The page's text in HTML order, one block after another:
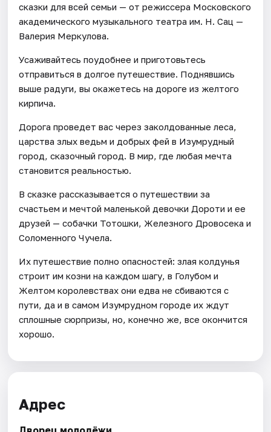
сказки для всей семьи — от режиссера Московского
академического музыкального театра им. Н. Сац —
Валерия Меркулова.
Усаживайтесь поудобнее и приготовьтесь
отправиться в долгое путешествие. Поднявшись
выше радуги, вы окажетесь на дороге из желтого
кирпича.
Дорога проведет вас через заколдованные леса,
царства злых ведьм и добрых фей в Изумрудный
город, сказочный город. В мир, где любая мечта
становится реальностью.
В сказке рассказывается о путешествии за
счастьем и мечтой маленькой девочки Дороти и ее
друзей — собачки Тотошки, Железного Дровосека и
Соломенного Чучела.
Их путешествие полно опасностей: злая колдунья
строит им козни на каждом шагу, в Голубом и
Желтом королевствах они едва не сбиваются с
пути, да и в самом Изумрудном городе их ждут
сплошные сюрпризы, но, конечно же, все окончится
хорошо.
Адрес